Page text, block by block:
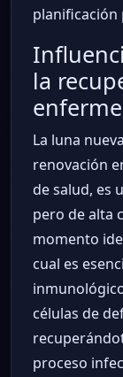
planificación
la
La luna
renovación
de salud, es
pero de alta
momento
cual es
células de
proceso